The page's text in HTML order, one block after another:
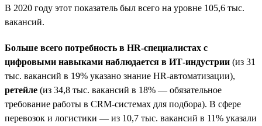
В 2020 году этот показатель был всего на уровне 105,6 тыс.
вакансий.
Больше всего потребность в HR-специалистах с
цифровыми навыками наблюдается в ИТ-индустрии (из 31
тыс. вакансий в 19% указано знание HR-автоматизации),
ретейле (из 34,8 тыс. вакансий в 18% — обязательное
требование работы в CRM-системах для подбора). В сфере
перевозок и логистики — из 10,7 тыс. вакансий в 11% указали